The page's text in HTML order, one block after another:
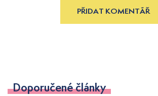
PŘIDAT KOMENTÁŘ
Doporučené články